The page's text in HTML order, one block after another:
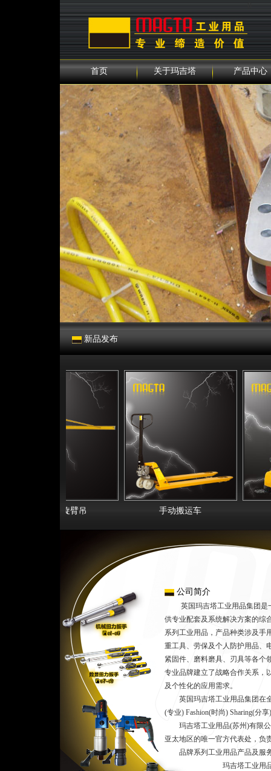
0
首页 关于玛吉塔 产品中心
新品发布
立柱式旋臂吊 手动搬运车
公司简介
英国玛吉塔工业用品集团是
供专业配套及系统解决方案的综
系列工业用品，产品种类涉及手
重工具、劳保及个人防护用品、
紧固件、磨料磨具、刃具等各个
专业品牌建立了战略合作关系，
及个性化的应用需求。
英国玛吉塔工业用品集团在全
(专业) Fashion(时尚) Sharing(分
玛吉塔工业用品(苏州)有限公
亚太地区的唯一官方代表处，负
品牌系列工业用品产品及服
玛吉塔工业用品(苏州)